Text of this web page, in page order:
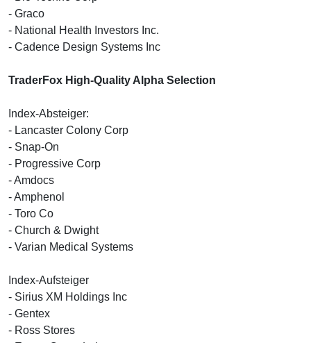
- Graco
- National Health Investors Inc.
- Cadence Design Systems Inc
TraderFox High-Quality Alpha Selection
Index-Absteiger:
- Lancaster Colony Corp
- Snap-On
- Progressive Corp
- Amdocs
- Amphenol
- Toro Co
- Church & Dwight
- Varian Medical Systems
Index-Aufsteiger
- Sirius XM Holdings Inc
- Gentex
- Ross Stores